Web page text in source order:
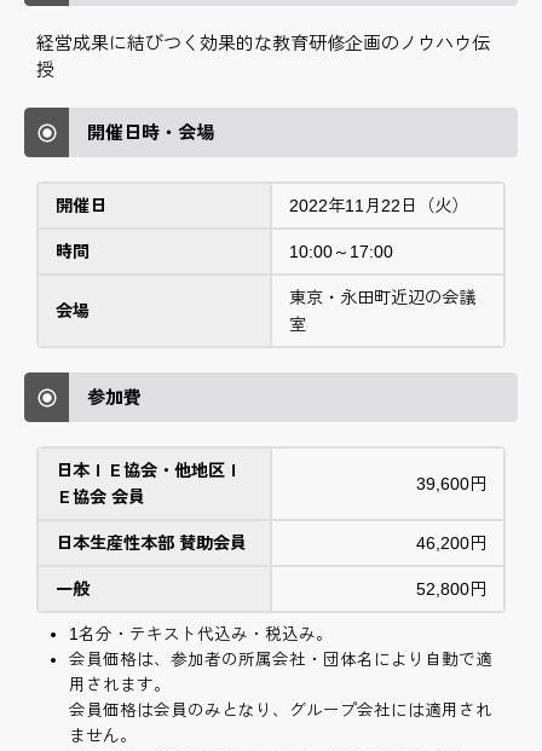
経営成果に結びつく効果的な教育研修企画のノウハウ伝
授
開催日時・会場
開催日 2022年11月22日（火）
時間 10:00～17:00
会場
東京・永田町近辺の会議
室
参加費
日本ＩＥ協会・他地区Ｉ
Ｅ協会 会員
39,600円
日本生産性本部 賛助会員 46,200円
一般 52,800円
1名分・テキスト代込み・税込み。
会員価格は、参加者の所属会社・団体名により自動で適
用されます。
会員価格は会員のみとなり、グループ会社には適用され
ません。